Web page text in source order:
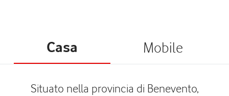
Casa Mobile
Situato nella provincia di Benevento,